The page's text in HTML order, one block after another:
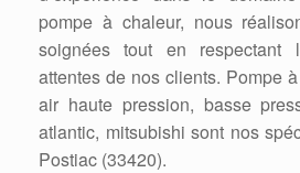
pompe à chaleur, nous
soignées tout en
attentes de nos clients. Pompe
air haute pression, basse
atlantic, mitsubishi sont nos
Postiac (33420).